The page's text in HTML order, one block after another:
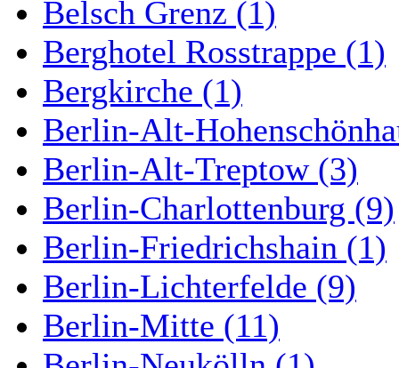
Belsch Grenz (1)
Berghotel Rosstrappe (1)
Bergkirche (1)
Berlin-Alt-
Berlin-Alt-Treptow (3)
Berlin-Charlottenburg (9)
Berlin-Friedrichshain (1)
Berlin-Lichterfelde (9)
Berlin-Mitte (11)